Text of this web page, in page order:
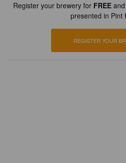
Register your brewery for FREE
presented in Pint
REGISTER YOUR